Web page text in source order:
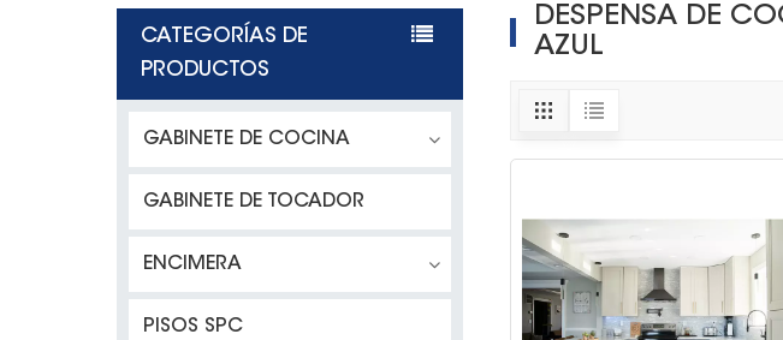
CATEGORÍAS DE
PRODUCTOS
GABINETE DE COCINA
GABINETE DE TOCADOR
ENCIMERA
PISOS SPC
DESPENSA DE
AZUL